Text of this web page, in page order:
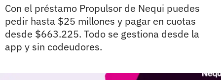
Con el préstamo Propulsor de Nequi puedes
pedir hasta $25 millones y pagar en cuotas
desde $663.225. Todo se gestiona desde la
app y sin codeudores.